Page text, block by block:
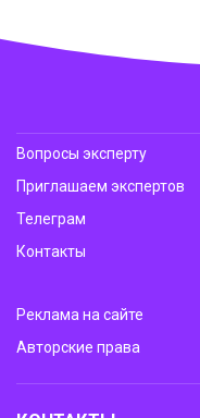
Вопросы эксперту
Приглашаем экспертов
Телеграм
Контакты
Реклама на сайте
Авторские права